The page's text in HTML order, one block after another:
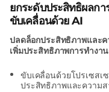
n
e
ยกระดับประสิทธิผลก
ขับเคลื่อนด้วย AI
ปลดล็อกประสิทธิภาพและ
เพิ่มประสิทธิภาพการทำงา
ขับเคลื่อนด้วยโปรเซสเ
ประสิทธิภาพและความส